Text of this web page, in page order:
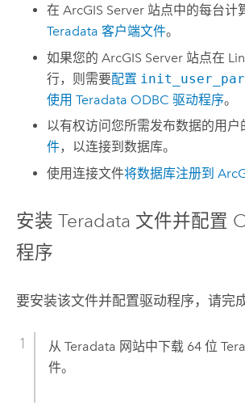
在ArcGIS Server 站点中的每台计
Teradata 客户端文件。
如果您的ArcGIS Server 站点在
行，则需要配置
使用Teradata ODBC 驱动程序。
以有权访问您所需发布数据的用户
件，以连接到数据库。
使用连接文件将数据库注册到
安装 Teradata 文件并配置
程序
要安装该文件并配置驱动程序，请完
从 Teradata 网站中下载 64 位
件。